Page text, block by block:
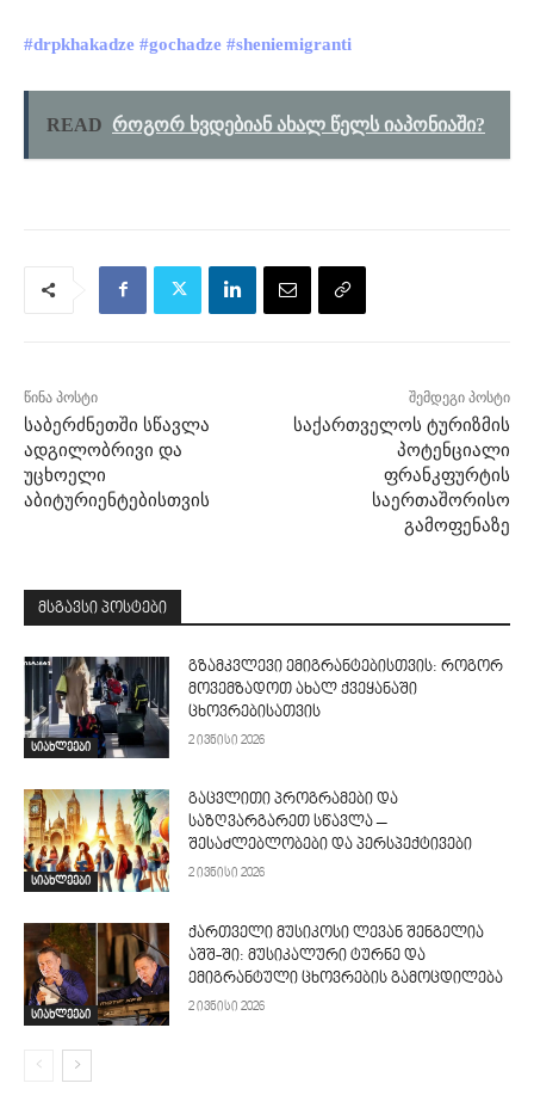
#drpkhakadze #gochadze #sheniemigranti
READ როგორ ხვდებიან ახალ წელს იაპონიაში?
წინა პოსტი
საბერძნეთში სწავლა
ადგილობრივი და
უცხოელი
აბიტურიენტებისთვის
შემდეგი პოსტი
საქართველოს ტურიზმის
პოტენციალი
ფრანკფურტის
საერთაშორისო
გამოფენაზე
მსგავსი პოსტები
სიახლეები
გზამკვლევი ემიგრანტებისთვის: როგორ
მოვემზადოთ ახალ ქვეყანაში
ცხოვრებისათვის
2 ივნისი 2026
სიახლეები
გაცვლითი პროგრამები და
საზღვარგარეთ სწავლა –
შესაძლებლობები და პერსპექტივები
2 ივნისი 2026
სიახლეები
ქართველი მუსიკოსი ლევან შენგელია
აშშ-ში: მუსიკალური ტურნე და
ემიგრანტული ცხოვრების გამოცდილება
2 ივნისი 2026